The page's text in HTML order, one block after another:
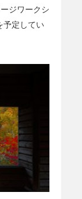
ジワークシ
予定してい